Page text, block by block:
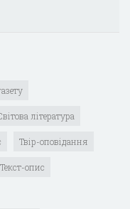
література
Твір-оповідання
Текст-опис